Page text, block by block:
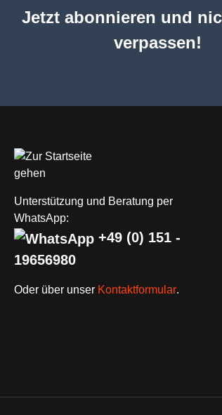
Jetzt abonnieren und
verpassen!
Unterstützung und Beratung per
WhatsApp:
+49 (0) 151 -
19656980
Oder über unser Kontaktformular.